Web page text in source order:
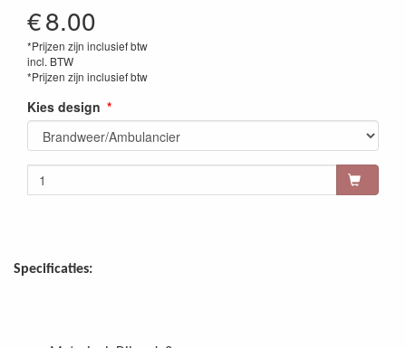
€8.00
*Prijzen zijn inclusief btw
incl. BTW
*Prijzen zijn inclusief btw
Kies design
Specificaties: